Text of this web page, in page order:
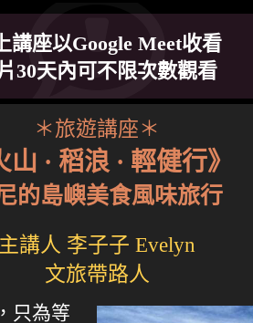
講座以Google Meet收看
30天內可不限次數觀看
＊旅遊講座＊
山 · 稻浪 · 輕健行》
的島嶼美食風味旅行
主講人 李子子 Evelyn
文旅帶路人
只為等